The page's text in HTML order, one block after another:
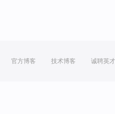
官方博客 技术博客 诚聘英才